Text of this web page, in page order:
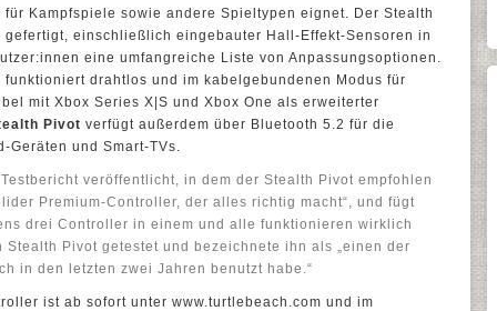
Kampfspiele sowie andere Spieltypen eignet. Der Stealth
einschließlich eingebauter Hall-Effekt-Sensoren in
eine umfangreiche Liste von Anpassungsoptionen.
funktioniert drahtlos und im kabelgebundenen Modus für
mit Xbox Series X|S und Xbox One als erweiterter
Pivot verfügt außerdem über Bluetooth 5.2 für die
Geräten und Smart-TVs.
veröffentlicht, in dem der Stealth Pivot empfohlen
Premium-Controller, der alles richtig macht“, und fügt
drei Controller in einem und alle funktionieren wirklich
Stealth Pivot getestet und bezeichnete ihn als „einen der
in den letzten zwei Jahren benutzt habe.“
ist ab sofort unter www.turtlebeach.com und im